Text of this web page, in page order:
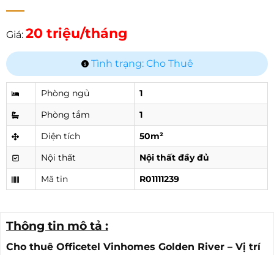
Giá: 20 triệu/tháng
Tình trạng: Cho Thuê
Phòng ngủ
1
Phòng tắm
1
Diện tích
50m²
Nội thất
Nội thất đầy đủ
Mã tin
R01111239
Thông tin mô tả :
Cho thuê Officetel Vinhomes Golden River – Vị trí